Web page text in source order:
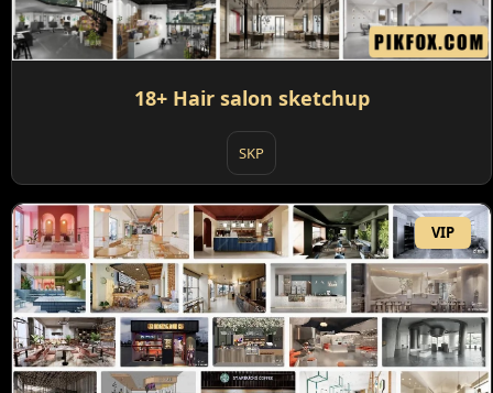
18+ Hair salon sketchup
SKP
VIP